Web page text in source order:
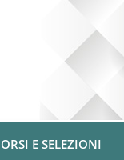
E SELEZIONI